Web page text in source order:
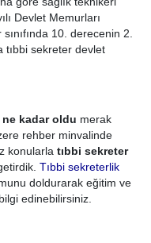
Devlet Memurları
10. derecenin 2.
tıbbi sekreter devlet
ne kadar oldu merak
rehber minvalinde
konularla tıbbi sekreter
Tıbbi sekreterlik
doldurarak eğitim ve
edinebilirsiniz.